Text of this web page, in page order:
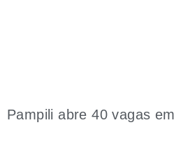
Pampili abre 40 vagas